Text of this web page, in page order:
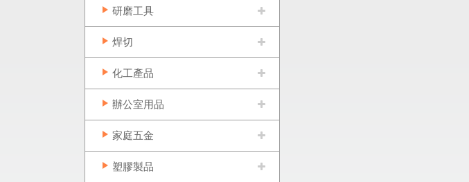
研磨工具
焊切
化工產品
辦公室用品
家庭五金
塑膠製品